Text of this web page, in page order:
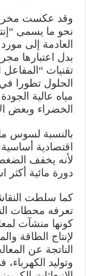
وقد عكست
نحو ما يسمى
العادمة إلى
بدل اعتبارها
تقنيات “المفاعل
الحلول تطورا في
مياه عالية
الخضراء وبعض
بالنسبة لسوس
اقتصادية
لأنه يخفف
دورة مائية أكثر
كما سلطت
تعرفه محطات
كونها منشآت
لإنتاج الطاقة
الناتجة عن
وتوليد